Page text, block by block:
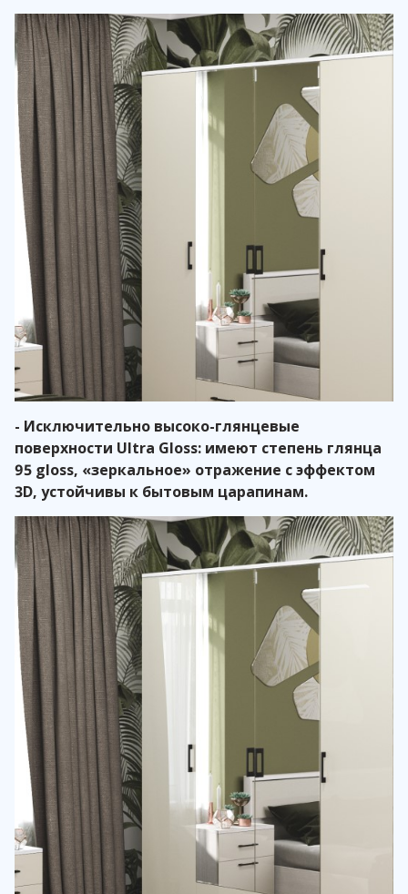
- Исключительно высоко-глянцевые
поверхности Ultra Gloss: имеют степень глянца
95 gloss, «зеркальное» отражение с эффектом
3D, устойчивы к бытовым царапинам.